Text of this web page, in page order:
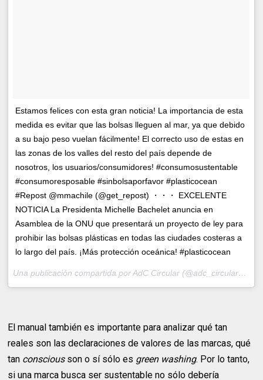
Estamos felices con esta gran noticia! La importancia de esta
medida es evitar que las bolsas lleguen al mar, ya que debido
a su bajo peso vuelan fácilmente! El correcto uso de estas en
las zonas de los valles del resto del país depende de
nosotros, los usuarios/consumidores! #consumosustentable
#consumoresposable #sinbolsaporfavor #plasticocean
#Repost @mmachile (@get_repost) ・・・ EXCELENTE
NOTICIA La Presidenta Michelle Bachelet anuncia en
Asamblea de la ONU que presentará un proyecto de ley para
prohibir las bolsas plásticas en todas las ciudades costeras a
lo largo del país. ¡Más protección oceánica! #plasticocean
Una publicación compartida por AdC Circular (@adc_circular) el
El manual también es importante para analizar qué tan
reales son las declaraciones de valores de las marcas, qué
tan consciousson o sí sólo es green washing. Por lo tanto,
si una marca busca ser sustentable no sólo debería